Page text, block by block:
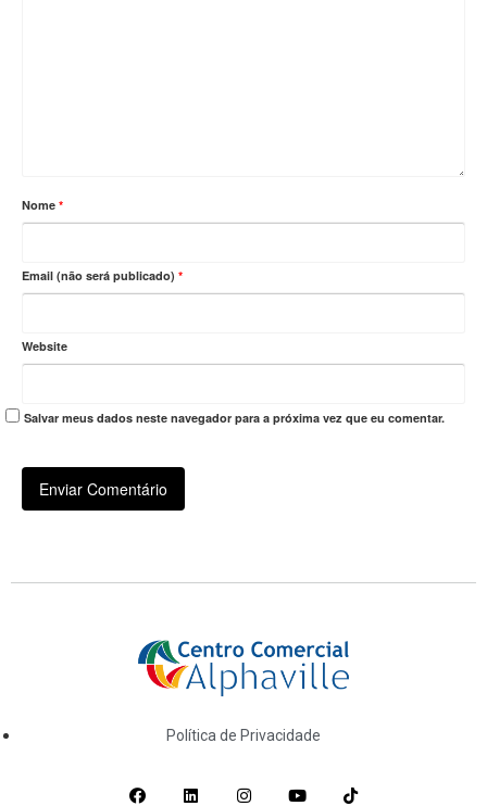
Nome *
Email (não será publicado) *
Website
Salvar meus dados neste navegador para a próxima vez que eu comentar.
Política de Privacidade